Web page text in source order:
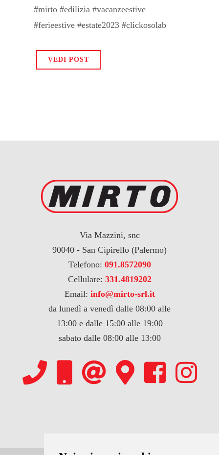
#mirto #edilizia #vacanzeestive
#ferieestive #estate2023 #clickosolab
VEDI POST
Via Mazzini, snc
90040 - San Cipirello (Palermo)
Telefono: 091.8572090
Cellulare: 331.4819202
Email: info@mirto-srl.it
da lunedì a venedì dalle 08:00 alle
13:00 e dalle 15:00 alle 19:00
sabato dalle 08:00 alle 13:00